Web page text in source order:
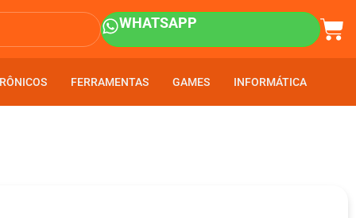
WHATSAPP
FERRAMENTAS GAMES INFORMÁTICA
FERRAMENTAS GAMES INFORMÁTICA